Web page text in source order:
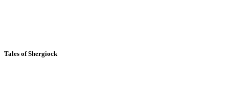
Tales of Shergiock